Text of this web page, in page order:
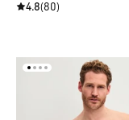
4.8(80)